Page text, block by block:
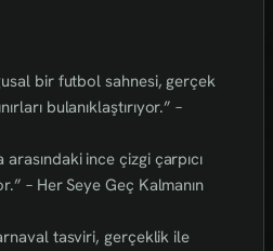
bir futbol sahnesi, gerçek
bulanıklaştırıyor.” –
ince çizgi çarpıcı
– Her Seye Geç Kalmanın
tasviri, gerçeklik ile